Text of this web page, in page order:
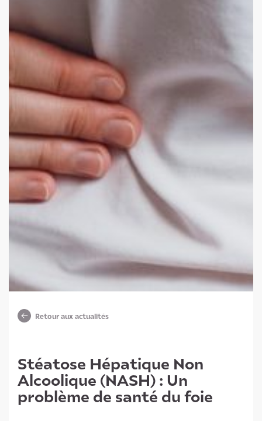
Retour aux actualités
Stéatose Hépatique Non
Alcoolique (NASH) : Un
problème de santé du foie